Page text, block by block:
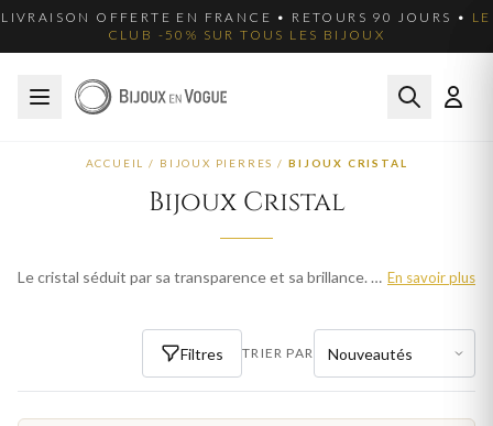
LIVRAISON OFFERTE EN FRANCE • RETOURS 90 JOURS • LE
CLUB -50% SUR TOUS LES BIJOUX
ACCUEIL / BIJOUX PIERRES / BIJOUX CRISTAL
Bijoux Cristal
Le cristal séduit par sa transparence et sa brillance. Nos bijoux cristal captent la lumière avec élégance. Bagues, pendentifs et boucles d'oreilles. Livraison offerte en France. En savoir plus
Filtres TRIER PAR